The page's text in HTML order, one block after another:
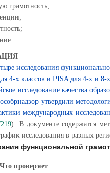
грамотность;
исследования
4-х классов и PISA для 4-х и
исследование качества
утвердили
международных
). В документе содержатся
исследования в разных
функциональной
Что проверяет